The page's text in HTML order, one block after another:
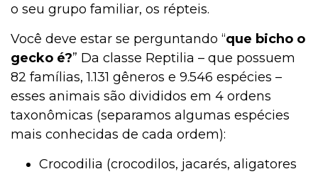
o seu grupo familiar, os répteis.
Você deve estar se perguntando “que bicho o
gecko é?” Da classe Reptilia – que possuem
82 famílias, 1.131 gêneros e 9.546 espécies –
esses animais são divididos em 4 ordens
taxonômicas (separamos algumas espécies
mais conhecidas de cada ordem):
Crocodilia (crocodilos, jacarés, aligatores